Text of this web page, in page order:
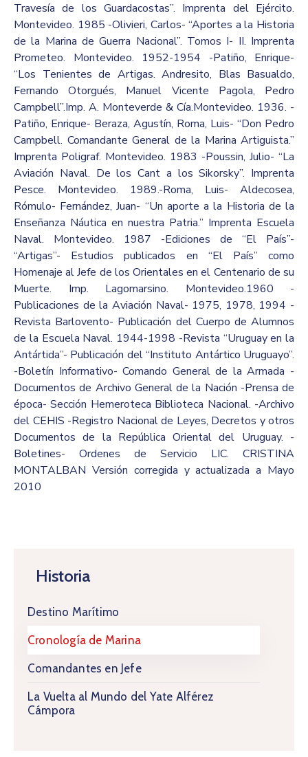
Historia
Destino Marítimo
Cronología de Marina
Comandantes en Jefe
La Vuelta al Mundo del Yate Alférez
Cámpora
Travesía de los Guardacostas”. Imprenta del Ejército.
Montevideo. 1985 -Olivieri, Carlos- “Aportes a la Historia
de la Marina de Guerra Nacional”. Tomos I- II. Imprenta
Prometeo. Montevideo. 1952-1954 -Patiño, Enrique-
“Los Tenientes de Artigas. Andresito, Blas Basualdo,
Fernando Otorgués, Manuel Vicente Pagola, Pedro
Campbell”.Imp. A. Monteverde & Cía.Montevideo. 1936. -
Patiño, Enrique- Beraza, Agustín, Roma, Luis- “Don Pedro
Campbell. Comandante General de la Marina Artiguista.”
Imprenta Poligraf. Montevideo. 1983 -Poussin, Julio- “La
Aviación Naval. De los Cant a los Sikorsky”. Imprenta
Pesce. Montevideo. 1989.-Roma, Luis- Aldecosea,
Rómulo- Fernández, Juan- “Un aporte a la Historia de la
Enseñanza Náutica en nuestra Patria.” Imprenta Escuela
Naval. Montevideo. 1987 -Ediciones de “El País”-
“Artigas”- Estudios publicados en “El País” como
Homenaje al Jefe de los Orientales en el Centenario de su
Muerte. Imp. Lagomarsino. Montevideo.1960 -
Publicaciones de la Aviación Naval- 1975, 1978, 1994 -
Revista Barlovento- Publicación del Cuerpo de Alumnos
de la Escuela Naval. 1944-1998 -Revista “Uruguay en la
Antártida”- Publicación del “Instituto Antártico Uruguayo”.
-Boletín Informativo- Comando General de la Armada -
Documentos de Archivo General de la Nación -Prensa de
época- Sección Hemeroteca Biblioteca Nacional. -Archivo
del CEHIS -Registro Nacional de Leyes, Decretos y otros
Documentos de la República Oriental del Uruguay. -
Boletines- Ordenes de Servicio LIC. CRISTINA
MONTALBAN Versión corregida y actualizada a Mayo
2010